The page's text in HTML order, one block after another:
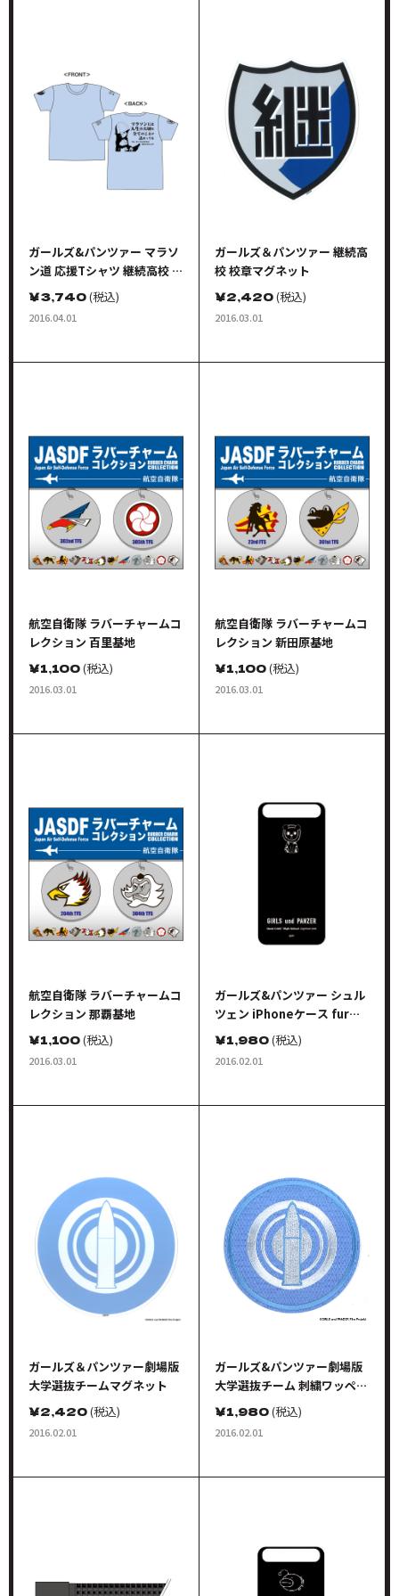
ガールズ&パンツァー マラソ
ン道 応援Tシャツ 継続高校 L
サイズ
￥3,740(税込)
2016.04.01
ガールズ＆パンツァー 継続高
校 校章マグネット
￥2,420(税込)
2016.03.01
航空自衛隊 ラバーチャームコ
レクション 百里基地
￥1,100(税込)
2016.03.01
航空自衛隊 ラバーチャームコ
レクション 新田原基地
￥1,100(税込)
2016.03.01
航空自衛隊 ラバーチャームコ
レクション 那覇基地
￥1,100(税込)
2016.03.01
ガールズ&パンツァー シュル
ツェン iPhoneケース fur
iPhone5 チームキャラクタ
ーシンボル レオポンさんver.
ブラック
￥1,980(税込)
2016.02.01
ガールズ＆パンツァー劇場版
大学選抜チームマグネット
￥2,420(税込)
2016.02.01
ガールズ&パンツァー劇場版
大学選抜チーム 刺繍ワッペン
(大)
￥1,980(税込)
2016.02.01